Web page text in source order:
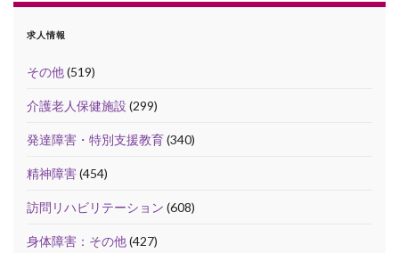
求人情報
その他(519)
介護老人保健施設 (299)
発達障害・特別支援教育(340)
精神障害(454)
訪問リハビリテーション (608)
身体障害：その他(427)